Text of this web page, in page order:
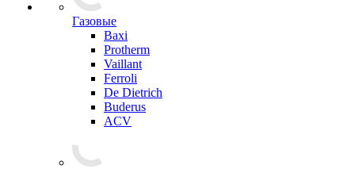
Газовые
Baxi
Protherm
Vaillant
Ferroli
De Dietrich
Buderus
ACV